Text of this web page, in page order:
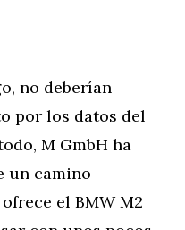
no deberían
por los datos del
M GmbH ha
un camino
el BMW M2